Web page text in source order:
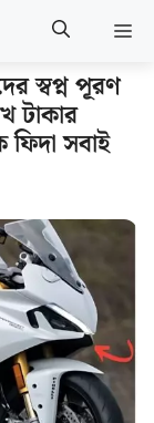
স্বপ্ন পূরণ
টাকার
ফিদা সবাই